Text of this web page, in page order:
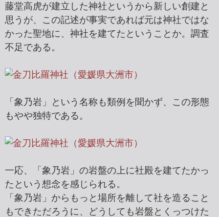
藤堂高虎が建立した神社というから新しい創建と
思うが、この記述が事実であれば元は神社ではな
かった聖地に、神社を建てたということか。調査
不足である。
「象乃岩」という名称も類例を聞かず、この形態
もやや独特である。
一応、「象乃岩」の岩盤の上に社殿を建てたかっ
たという想念を感じられる。
「象乃岩」からもっと場所を離して社を造ること
もできただろうに、どうしても岩盤とくっつけた